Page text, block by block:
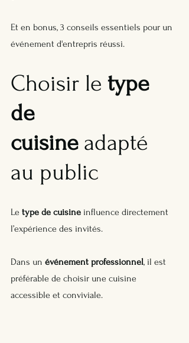
Et en bonus, 3 conseils essentiels pour un
événement d'entrepris réussi.
Choisir le type
de
cuisine adapté
au public
Le type de cuisine influence directement
l’expérience des invités.
Dans un événement professionnel, il est
préférable de choisir une cuisine
accessible et conviviale.